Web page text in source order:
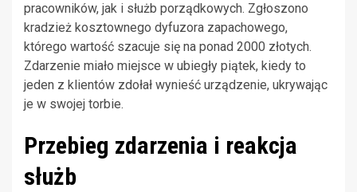
pracowników, jak i służb porządkowych. Zgłoszono
kradzież kosztownego dyfuzora zapachowego,
którego wartość szacuje się na ponad 2000 złotych.
Zdarzenie miało miejsce w ubiegły piątek, kiedy to
jeden z klientów zdołał wynieść urządzenie, ukrywając
je w swojej torbie.
Przebieg zdarzenia i reakcja
służb